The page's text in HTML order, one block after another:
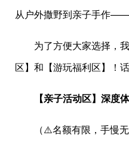
从户外撒野到亲子手作——
为了方便大家选择，
区】和【游玩福利区】！
【亲子活动区】深度
（⚠️名额有限，手慢